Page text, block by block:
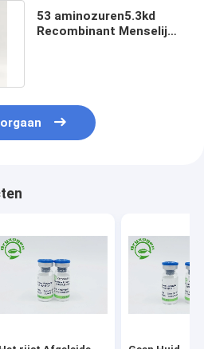
53 aminozuren5.3kd
Recombinant Menselijk